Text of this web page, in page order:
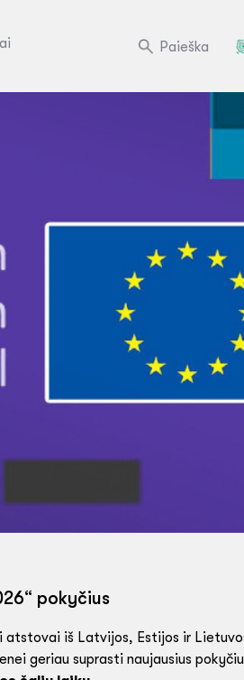
Paieška
pokyčius
atstovai iš Latvijos, Estijos ir
geriau suprasti naujausius